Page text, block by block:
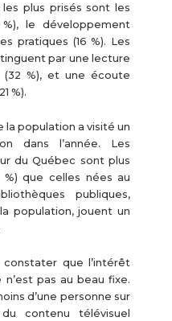
plus prisés sont les
le développement
pratiques (16 %). Les
par une lecture
(32 %), et une écoute
%).
la population a visité un
dans l’année. Les
du Québec sont plus
que celles nées au
publiques,
population, jouent un
que l’intérêt
pas au beau fixe.
d’une personne sur
contenu télévisuel